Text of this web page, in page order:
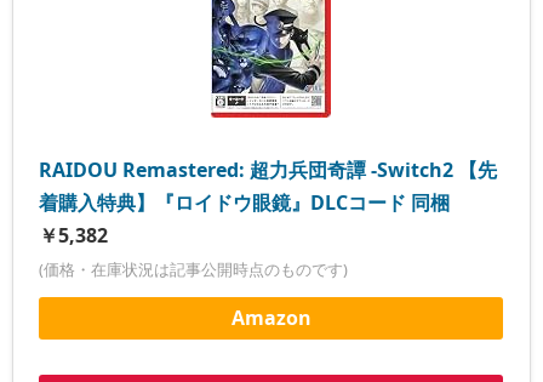
RAIDOU Remastered: 超力兵団奇譚 -Switch2 【先
着購入特典】『ロイドウ眼鏡』DLCコード 同梱
￥5,382
(価格・在庫状況は記事公開時点のものです)
Amazon